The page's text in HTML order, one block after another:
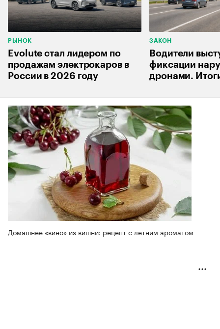
РЫНОК
Evolute стал лидером по
продажам электрокаров в
России в 2026 году
ЗАКОН
Водители
фиксации
дронами.
Домашнее «вино» из вишни: рецепт с летним ароматом